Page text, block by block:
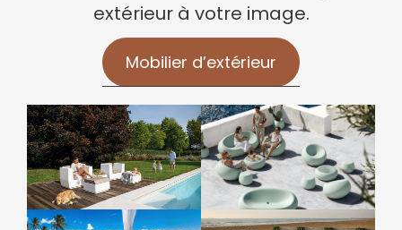
extérieur à votre image.
Mobilier d’extérieur